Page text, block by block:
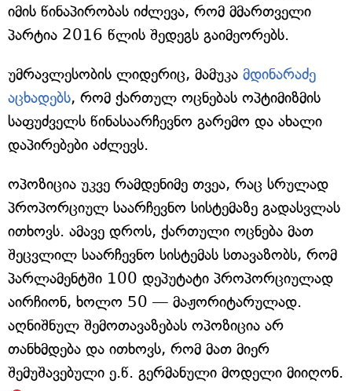
იმის წინაპირობას იძლევა, რომ მმართველი
პარტია 2016 წლის შედეგს გაიმეორებს.
უმრავლესობის ლიდერიც, მამუკა მდინარაძე
აცხადებს, რომ ქართულ ოცნებას ოპტიმიზმის
საფუძველს წინასაარჩევნო გარემო და ახალი
დაპირებები აძლევს.
ოპოზიცია უკვე რამდენიმე თვეა, რაც სრულად
პროპორციულ საარჩევნო სისტემაზე გადასვლას
ითხოვს. ამავე დროს, ქართული ოცნება მათ
შეცვლილ საარჩევნო სისტემას სთავაზობს, რომ
პარლამენტში 100 დეპუტატი პროპორციულად
აირჩიონ, ხოლო 50 — მაჟორიტარულად.
აღნიშნულ შემოთავაზებას ოპოზიცია არ
თანხმდება და ითხოვს, რომ მათ მიერ
შემუშავებული ე.წ. გერმანული მოდელი მიიღონ.